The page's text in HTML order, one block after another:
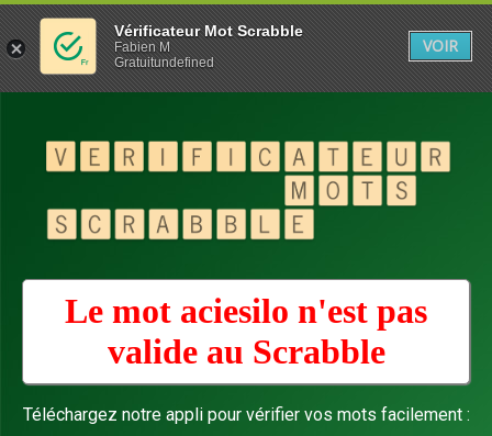
Le mot aciesilo n'est pas
valide au Scrabble
Téléchargez notre appli pour vérifier vos mots facilement :
Vérificateur Mot Scrabble
Fabien M
Gratuitundefined
VOIR